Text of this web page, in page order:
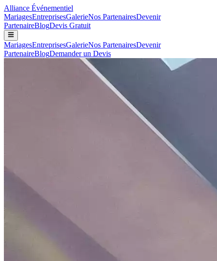
Alliance Événementiel
MariagesEntreprisesGalerieNos PartenairesDevenir
PartenaireBlogDevis Gratuit
MariagesEntreprisesGalerieNos PartenairesDevenir
PartenaireBlogDemander un Devis